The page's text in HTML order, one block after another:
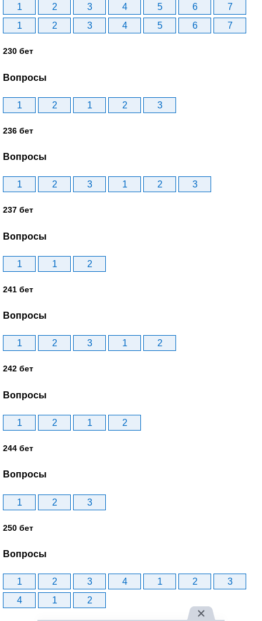
1 2 3 4 5 6
7
1
2 3 4 5 6 7
230 бет
Вопросы
1 2 1 2 3
236 бет
Вопросы
1 2 3 1 2 3
237 бет
Вопросы
1 1 2
241 бет
Вопросы
1 2 3 1 2
242 бет
Вопросы
1 2 1 2
244 бет
Вопросы
1 2 3
250 бет
Вопросы
1 2 3 4 1 2
3
4
1 2